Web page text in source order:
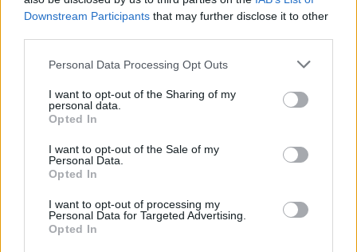
Downstream Participants that may further disclose it to other
Please note that this website/app uses one or more Google
not limited to your visit or usage behaviour. You may click to
grant or deny consent to Google and its third-party tags to
use your data for below specified purposes in below Google
consent section.
Personal Data Processing Opt Outs
I want to opt-out of the Sharing of my
personal data.
Opted In
I want to opt-out of the Sale of my
Personal Data.
Opted In
I want to opt-out of processing my
Personal Data for Targeted Advertising.
Opted In
„A század lelkiismerete” –
Kolerajárványok a 19. században 1.